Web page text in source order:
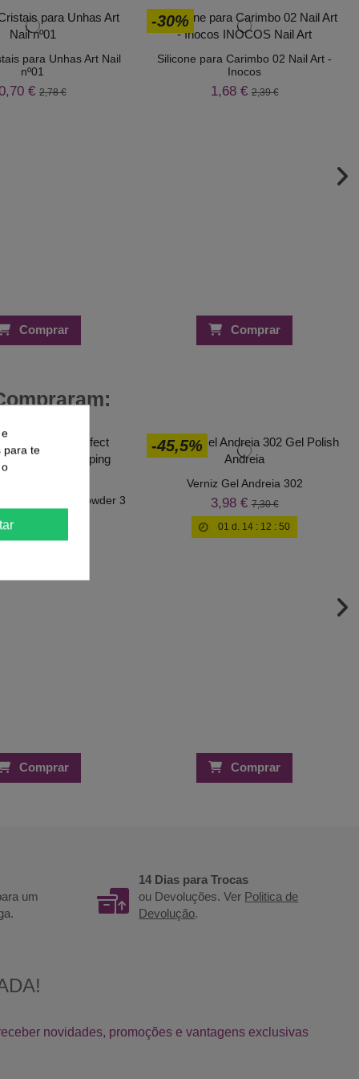
para Unhas Art Nail
nº01
€2,78 €
Comprar
-30%
Silicone para Carimbo 02 Nail Art -
Inocos
1,68 €2,39 €
Comprar
20g Perfect Powder 3
IN 1 Inocos
€
Comprar
-45,5%
Verniz Gel Andreia 302
3,98 €7,30 €
01 d. 14: 12 : 50
Comprar
um
14 Dias para Trocas
ou Devoluções. Ver Politica de
Devolução.
para te